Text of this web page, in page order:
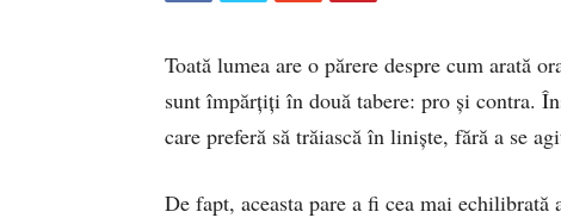
Toată lumea are o părere despre cum arată
sunt împărțiți în două tabere: pro și contra.
care preferă să trăiască în liniște, fără a se
De fapt, aceasta pare a fi cea mai